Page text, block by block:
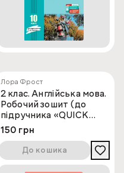
Лора Фрост
2 клас. Англійська мова.
Робочий зошит (до
підручника «QUICK
MINDS» Пухти Г.)
150 грн
До кошика